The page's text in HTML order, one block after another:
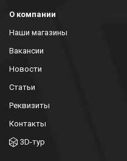
О компании
Наши магазины
Вакансии
Новости
Статьи
Реквизиты
Контакты
3D-тур